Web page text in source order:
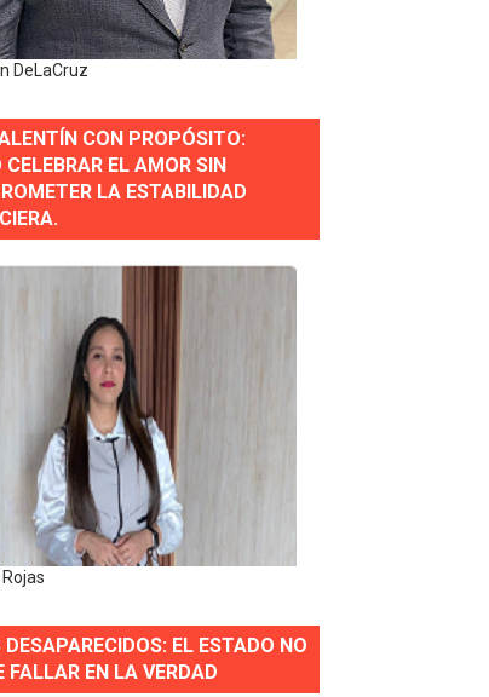
normas éticas y ser garante de los derechos de
para Impulsar el Desarrollo de Santo
2025
el diálogo social y el trabajo decente
DeLaCruz
CON PROPÓSITO:
CELEBRAR EL AMOR SIN
LA ESTABILIDAD
Rojas
DESAPARECIDOS: EL ESTADO NO
FALLAR EN LA VERDAD